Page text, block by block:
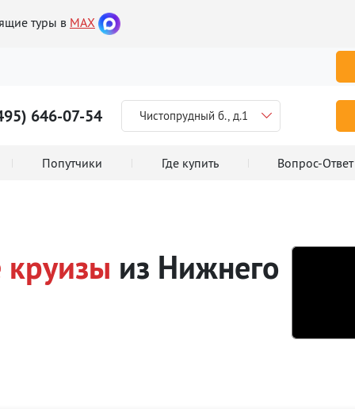
туры в MAX
646-07-54 Чистопрудный б., д.1
Попутчики Где купить Вопрос-Ответ
из Нижнего